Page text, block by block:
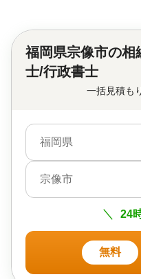
福岡県宗像市の相
士/行政書士
一括見積も
福岡県
宗像市
24
無料